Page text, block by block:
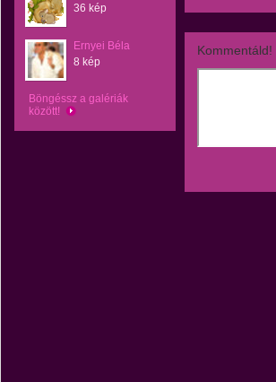
36 kép
Ernyei Béla
8 kép
Böngéssz a galériák
között!
Kommentáld!